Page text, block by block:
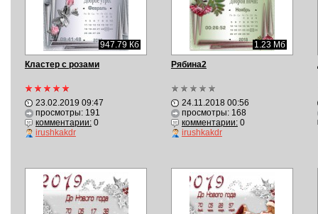
947.79 Кб
Кластер с розами
23.02.2019 09:47
просмотры: 191
комментарии:0
irushkakdr
1.23 Мб
Рябина2
24.11.2018 00:56
просмотры: 168
комментарии:0
irushkakdr